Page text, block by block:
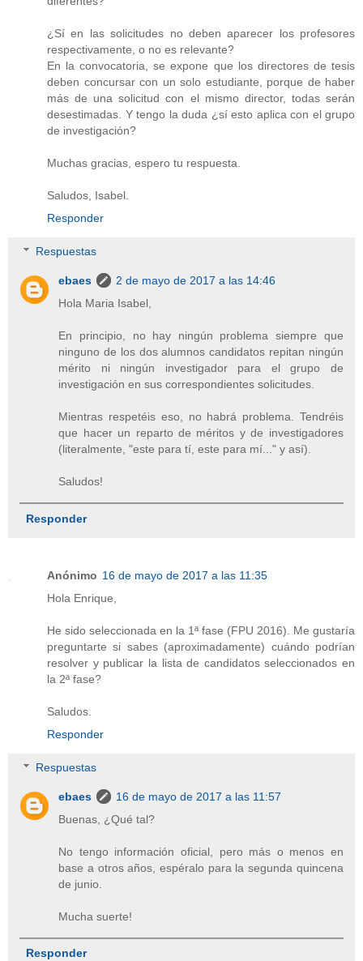
¿Sí en las solicitudes no deben aparecer los profesores
respectivamente, o no es relevante?
En la convocatoria, se expone que los directores de tesis
deben concursar con un solo estudiante, porque de haber
más de una solicitud con el mismo director, todas serán
desestimadas. Y tengo la duda ¿sí esto aplica con el grupo
de investigación?
Muchas gracias, espero tu respuesta.
Saludos, Isabel.
Responder
Respuestas
ebaes
2 de mayo de 2017 a las 14:46
Hola Maria Isabel,
En principio, no hay ningún problema siempre que
ninguno de los dos alumnos candidatos repitan ningún
mérito ni ningún investigador para el grupo de
investigación en sus correspondientes solicitudes.
Mientras respetéis eso, no habrá problema. Tendréis
que hacer un reparto de méritos y de investigadores
(literalmente, "este para tí, este para mí..." y así).
Saludos!
Responder
Anónimo 16 de mayo de 2017 a las 11:35
Hola Enrique,
He sido seleccionada en la 1ª fase (FPU 2016). Me gustaría
preguntarte si sabes (aproximadamente) cuándo podrían
resolver y publicar la lista de candidatos seleccionados en
la 2ª fase?
Saludos.
Responder
Respuestas
ebaes
16 de mayo de 2017 a las 11:57
Buenas, ¿Qué tal?
No tengo información oficial, pero más o menos en
base a otros años, espéralo para la segunda quincena
de junio.
Mucha suerte!
Responder